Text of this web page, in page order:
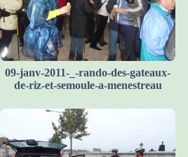
09-janv-2011-_-rando-des-gateaux-
de-riz-et-semoule-a-menestreau